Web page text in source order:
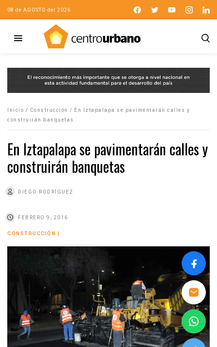
08 de AGOSTO del 2026
Inicio / Construcción /
En Iztapalapa se pavimentarán calles y
construirán banquetas
En Iztapalapa se pavimentarán calles y
construirán banquetas
DIEGO RODRÍGUEZ
FEBRERO 9, 2016
CONSTRUCCIÓN